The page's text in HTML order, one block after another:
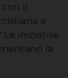
il
e
iniziative
la